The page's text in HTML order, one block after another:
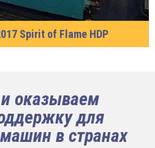
Spirit of Flame HDP
оказываем
для
в странах